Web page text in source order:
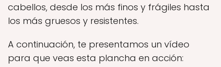
cabellos, desde los más finos y frágiles hasta
los más gruesos y resistentes.
A continuación, te presentamos un vídeo
para que veas esta plancha en acción: